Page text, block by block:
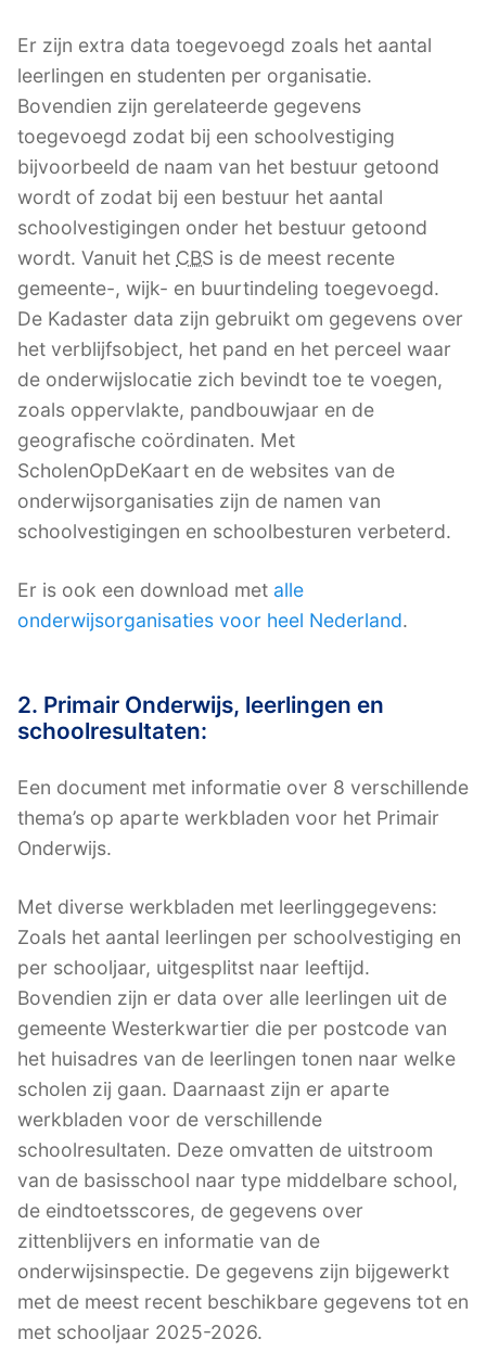
Er zijn extra data toegevoegd zoals het aantal
leerlingen en studenten per organisatie.
Bovendien zijn gerelateerde gegevens
toegevoegd zodat bij een schoolvestiging
bijvoorbeeld de naam van het bestuur getoond
wordt of zodat bij een bestuur het aantal
schoolvestigingen onder het bestuur getoond
wordt. Vanuit het CBS is de meest recente
gemeente-, wijk- en buurtindeling toegevoegd.
De Kadaster data zijn gebruikt om gegevens over
het verblijfsobject, het pand en het perceel waar
de onderwijslocatie zich bevindt toe te voegen,
zoals oppervlakte, pandbouwjaar en de
geografische coördinaten. Met
ScholenOpDeKaart en de websites van de
onderwijsorganisaties zijn de namen van
schoolvestigingen en schoolbesturen verbeterd.
Er is ook een download met alle
onderwijsorganisaties voor heel Nederland.
2. Primair Onderwijs, leerlingen en
schoolresultaten:
Een document met informatie over 8 verschillende
thema’s op aparte werkbladen voor het Primair
Onderwijs.
Met diverse werkbladen met leerlinggegevens:
Zoals het aantal leerlingen per schoolvestiging en
per schooljaar, uitgesplitst naar leeftijd.
Bovendien zijn er data over alle leerlingen uit de
gemeente Westerkwartier die per postcode van
het huisadres van de leerlingen tonen naar welke
scholen zij gaan. Daarnaast zijn er aparte
werkbladen voor de verschillende
schoolresultaten. Deze omvatten de uitstroom
van de basisschool naar type middelbare school,
de eindtoetsscores, de gegevens over
zittenblijvers en informatie van de
onderwijsinspectie. De gegevens zijn bijgewerkt
met de meest recent beschikbare gegevens tot en
met schooljaar 2025-2026.